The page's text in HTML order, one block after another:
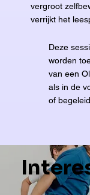
vergroot
verrijkt het
Deze
worden
van een
als in de
of